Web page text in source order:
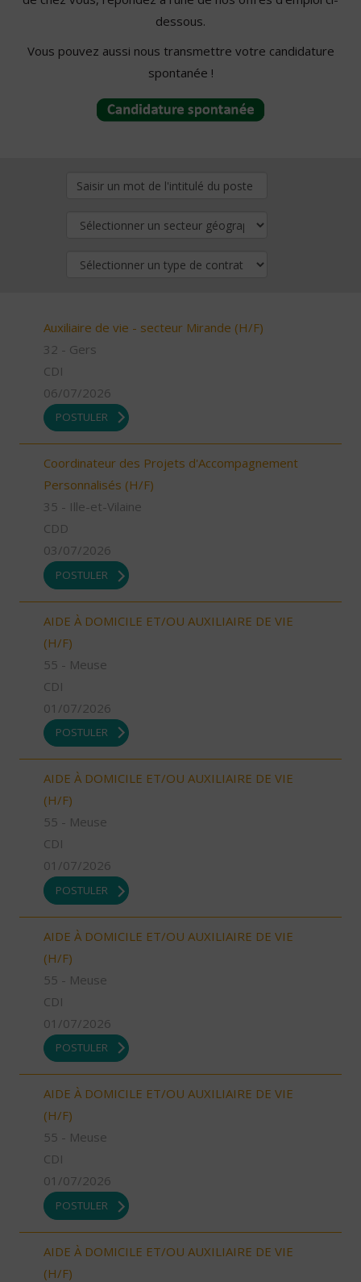
dessous.
Vous pouvez aussi nous transmettre votre candidature
spontanée !
Auxiliaire de vie - secteur Mirande (H/F)
32 - Gers
CDI
06/07/2026
POSTULER
Coordinateur des Projets d'Accompagnement
Personnalisés (H/F)
35 - Ille-et-Vilaine
CDD
03/07/2026
POSTULER
AIDE À DOMICILE ET/OU AUXILIAIRE DE VIE
(H/F)
55 - Meuse
CDI
01/07/2026
POSTULER
AIDE À DOMICILE ET/OU AUXILIAIRE DE VIE
(H/F)
55 - Meuse
CDI
01/07/2026
POSTULER
AIDE À DOMICILE ET/OU AUXILIAIRE DE VIE
(H/F)
55 - Meuse
CDI
01/07/2026
POSTULER
AIDE À DOMICILE ET/OU AUXILIAIRE DE VIE
(H/F)
55 - Meuse
CDI
01/07/2026
POSTULER
AIDE À DOMICILE ET/OU AUXILIAIRE DE VIE
(H/F)